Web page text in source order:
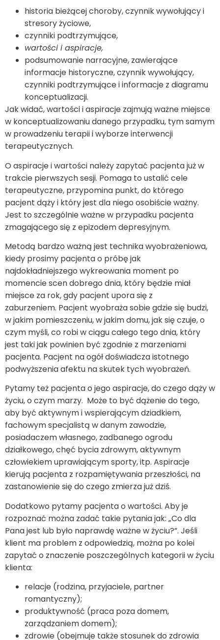
historia bieżącej choroby, czynnik wywołujący i
stresory życiowe,
czynniki podtrzymujące,
wartości i aspiracje,
podsumowanie narracyjne, zawierające
informacje historyczne, czynnik wywołujący,
czynniki podtrzymujące i informacje z diagramu
konceptualizacji.
Jak widać, wartości i aspiracje zajmują ważne miejsce
w konceptualizowaniu danego przypadku, tym samym
w prowadzeniu terapii i wyborze interwencji
terapeutycznych.
O aspiracje i wartości należy zapytać pacjenta już w
trakcie pierwszych sesji. Pomaga to ustalić cele
terapeutyczne, przypomina punkt, do którego
pacjent dąży i który jest dla niego osobiście ważny.
Jest to szczególnie ważne w przypadku pacjenta
zmagającego się z epizodem depresyjnym.
Metodą bardzo ważną jest technika wyobrażeniowa,
kiedy prosimy pacjenta o próbę jak
najdokładniejszego wykreowania moment po
momencie scen dobrego dnia, który będzie miał
miejsce za rok, gdy pacjent upora się z
zaburzeniem. Pacjent wyobraża sobie gdzie się budzi,
w jakim pomieszczeniu, w jakim domu, jak się czuje, o
czym myśli, co robi w ciągu całego tego dnia, który
jest taki jak powinien być zgodnie z marzeniami
pacjenta. Pacjent na ogół doświadcza istotnego
podwyższenia afektu na skutek tych wyobrażeń.
Pytamy też pacjenta o jego aspiracje, do czego dąży w
życiu, o czym marzy. Może to być dążenie do tego,
aby być aktywnym i wspierającym dziadkiem,
fachowym specjalistą w danym zawodzie,
posiadaczem własnego, zadbanego ogrodu
działkowego, chęć bycia zdrowym, aktywnym
człowiekiem uprawiającym sporty, itp. Aspiracje
kierują pacjenta z rozpamiętywania przeszłości, na
zastanowienie się do czego zmierza już dziś.
Dodatkowo pytamy pacjenta o wartości. Aby je
rozpoznać można zadać takie pytania jak: „Co dla
Pana jest lub było naprawdę ważne w życiu?”. Jeśli
klient ma problem z odpowiedzią, można po kolei
zapytać o znaczenie poszczególnych kategorii w życiu
klienta:
relacje (rodzina, przyjaciele, partner
romantyczny);
produktywność (praca poza domem,
zarządzaniem domem);
zdrowie (obejmuje także stosunek do zdrowia